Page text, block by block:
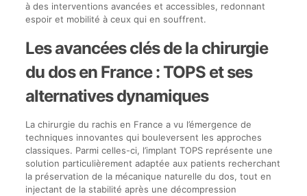
à des interventions avancées et accessibles, redonnant
espoir et mobilité à ceux qui en souffrent.
Les avancées clés de la chirurgie
du dos en France : TOPS et ses
alternatives dynamiques
La chirurgie du rachis en France a vu l’émergence de
techniques innovantes qui bouleversent les approches
classiques. Parmi celles-ci, l’implant TOPS représente une
solution particulièrement adaptée aux patients recherchant
la préservation de la mécanique naturelle du dos, tout en
injectant de la stabilité après une décompression